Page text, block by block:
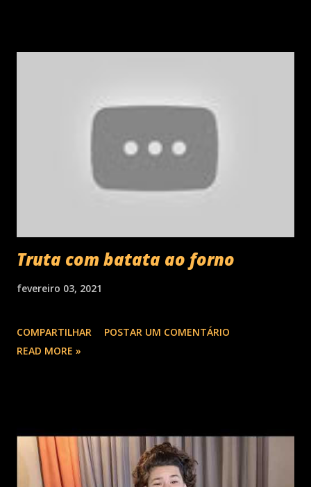
Truta com batata ao forno
fevereiro 03, 2021
COMPARTILHAR
POSTAR UM COMENTÁRIO
READ MORE »